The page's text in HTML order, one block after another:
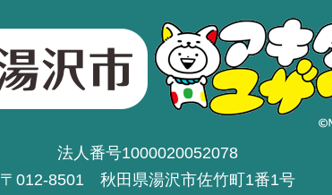
法人番号1000020052078
〒012-8501 秋田県湯沢市佐竹町1番1号